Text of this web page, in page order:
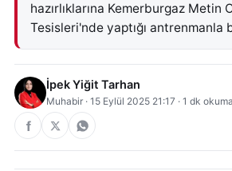
hazırlıklarına Kemerburgaz Metin
Tesisleri'nde yaptığı antrenmanla
İpek Yiğit Tarhan
Muhabir · 15 Eylül 2025 21:17 · 1 dk okuma